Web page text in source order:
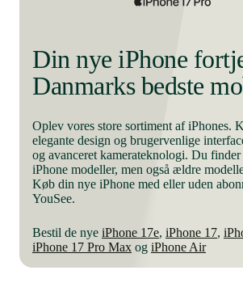
Din nye iPhone
Danmarks bedste
Oplev vores store sortiment af iPhones.
elegante design og brugervenlige
og avanceret kamerateknologi. Du finder
iPhone modeller, men også ældre
Køb din nye iPhone med eller uden
YouSee.
Bestil de nye iPhone 17e, iPhone 17,
iPhone 17 Pro Max og iPhone Air